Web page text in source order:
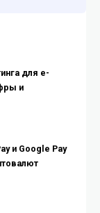
для e-
и